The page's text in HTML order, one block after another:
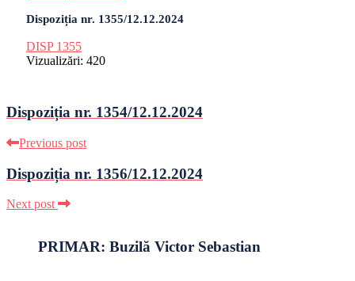
Dispoziția nr. 1355/12.12.2024
DISP 1355
Vizualizări: 420
Dispoziția nr. 1354/12.12.2024
Previous post
Dispoziția nr. 1356/12.12.2024
Next post
PRIMAR: Buzilă Victor Sebastian